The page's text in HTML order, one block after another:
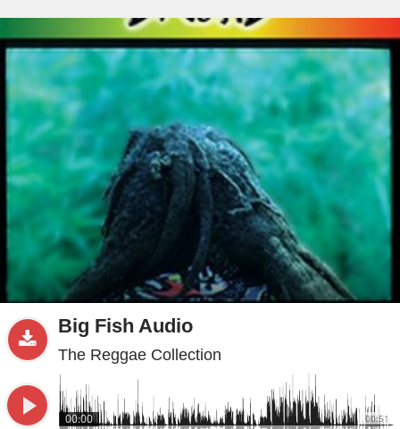
SamplePRO.ru
beta
Big Fish Audio
The Reggae Collection
00:51
00:00